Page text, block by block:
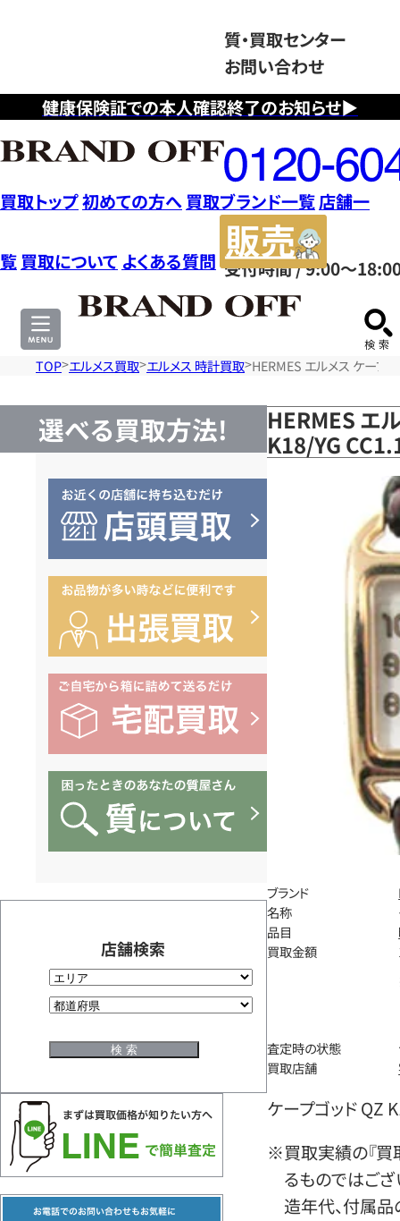
健康保険証での本人確認終了のお知らせ▶
質・買取センター
お問い合わせ
フ
リ
ー
ダ
イ
ヤ
ル
0120604117
受付時間 / 9:00～
買取トップ初めての方へ 買取ブランド一覧店舗一
覧 買取について よくある質問
サ
TOP エルメス買取 エルメス 時計買取 HERMES エルメス ケープ
選べる買取方法!
店舗検索
HERMES エ
K18/YG
ブランド
名称
品目
買取金額
査定時の状態
買取店舗
ケープゴッド QZ
※買取実績の『買
るものではござ
造年代、付属品